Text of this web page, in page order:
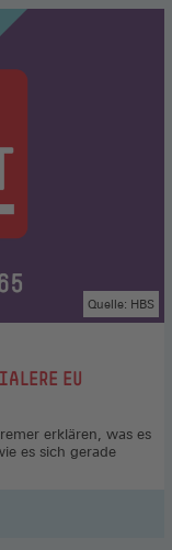
EU
Quelle: HBS
erklären, was es
es sich gerade